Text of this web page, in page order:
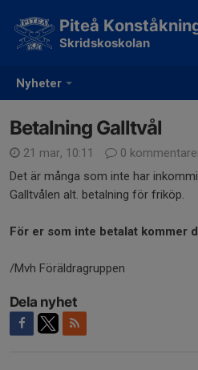
Nyheter
Piteå
Skridskoskolan
Betalning Galltvål
21 mar, 10:11
0
Det är många som inte har
Galltvålen alt. betalning för friköp.
För er som inte betalat kommer
/Mvh Föräldragruppen
Dela nyhet